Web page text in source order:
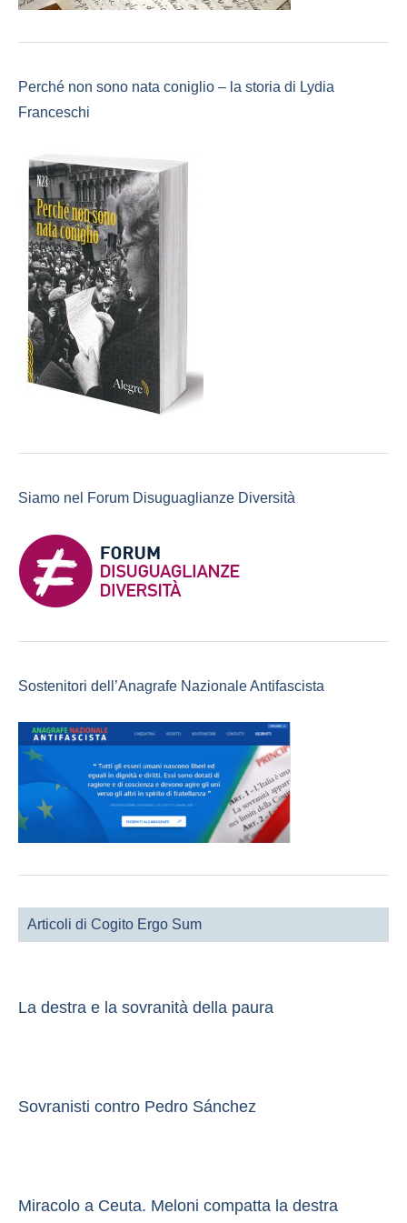
Perché non sono nata coniglio – la storia di Lydia
Franceschi
Siamo nel Forum Disuguaglianze Diversità
Sostenitori dell’Anagrafe Nazionale Antifascista
Articoli di Cogito Ergo Sum
La destra e la sovranità della paura
Sovranisti contro Pedro Sánchez
Miracolo a Ceuta. Meloni compatta la destra